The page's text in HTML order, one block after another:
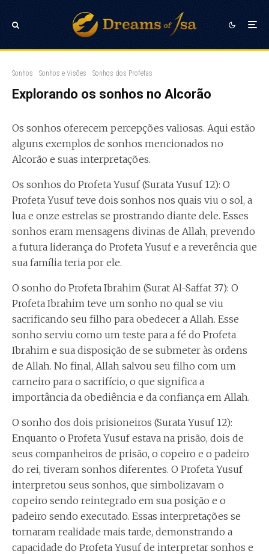
Sonhos Sonhos e Visões Sonhos dos Profetas
Explorando os sonhos no Alcorão
Os sonhos oferecem percepções valiosas. Aqui estão
alguns exemplos de sonhos mencionados no
Alcorão e suas interpretações.
Os sonhos do Profeta Yusuf (Surata Yusuf 12): O
Profeta Yusuf teve dois sonhos nos quais viu o sol, a
lua e onze estrelas se prostrando diante dele. Esses
sonhos eram mensagens divinas de Allah, prevendo
a futura liderança do Profeta Yusuf e a reverência que
sua família teria por ele.
O sonho do Profeta Ibrahim (Surat Al-Saffat 37): O
Profeta Ibrahim teve um sonho no qual se viu
sacrificando seu filho para obedecer a Allah. Esse
sonho serviu como um teste para a fé do Profeta
Ibrahim e sua disposição de se submeter às ordens
de Allah. No final, Allah salvou seu filho com um
carneiro para o sacrifício, o que significa a
importância da obediência e da confiança em Allah.
O sonho dos dois prisioneiros (Surata Yusuf 12):
Enquanto o Profeta Yusuf estava na prisão, dois de
seus companheiros de prisão, o copeiro e o padeiro
do rei, tiveram sonhos diferentes. O Profeta Yusuf
interpretou seus sonhos, que simbolizavam o
copeiro sendo reintegrado em sua posição e o
padeiro sendo executado. Essas interpretações se
tornaram realidade mais tarde, demonstrando a
capacidade do Profeta Yusuf de interpretar sonhos e